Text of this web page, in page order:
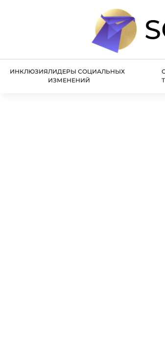
ИНКЛЮЗИЯЛИДЕРЫ СОЦИАЛЬНЫХ
ИЗМЕНЕНИЙ